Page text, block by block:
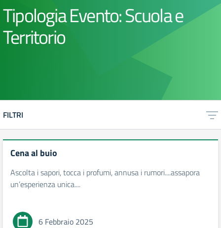
Tipologia Evento:Scuola e
Territorio
FILTRI
Cena al buio
Ascolta i sapori, tocca i profumi, annusa i rumori....assapora
un’esperienza unica....
6 Febbraio 2025